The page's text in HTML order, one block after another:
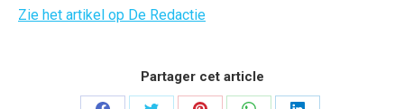
Zie het artikel op De Redactie
Partager cet article